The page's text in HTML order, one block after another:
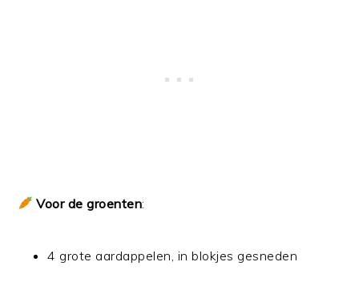
Voor de groenten:
4 grote aardappelen, in blokjes gesneden